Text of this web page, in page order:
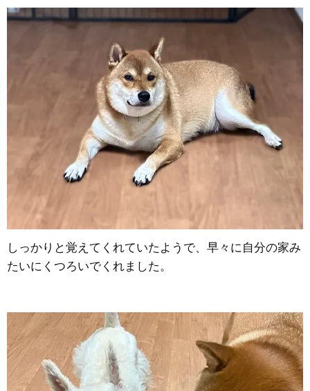
しっかりと覚えてくれていたようで、早々に自分の家み
たいにくつろいでくれました。